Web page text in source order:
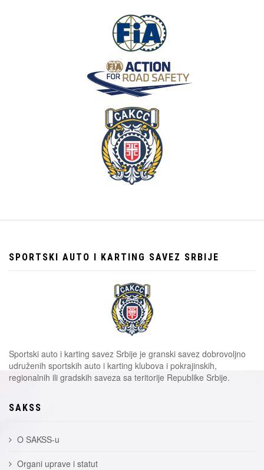
SPORTSKI AUTO I KARTING SAVEZ SRBIJE
Sportski auto i karting savez Srbije je granski savez dobrovoljno
udruženih sportskih auto i karting klubova i pokrajinskih,
regionalnih ili gradskih saveza sa teritorije Republike Srbije.
SAKSS
O SAKSS-u
Organi uprave i statut